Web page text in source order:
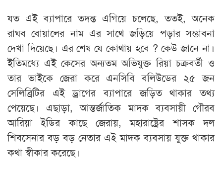
যত এই ব্যাপারে তদন্ত এগিয়ে চলেছে, ততই, অনেক
রাঘব বোয়ালের নাম এর সাথে জড়িয়ে পড়ার সম্ভাবনা
দেখা দিয়েছে। এর শেষ যে কোথায় হবে ? কেউ জানে না।
ইতিমধ্যে এই কেসের অন্যতম অভিযুক্ত রিয়া চক্রবর্তী ও
তার ভাইকে জেরা করে এনসিবি বলিউডের ২৫ জন
সেলিব্রিটির এই ড্রাগের ব্যাপারে জড়িত থাকার তথ্য
পেয়েছে। এছাড়া, আন্তর্জাতিক মাদক ব্যবসায়ী গৌরব
আরিয়া ইডির কাছে জেরায়, মহারাষ্ট্রের শাসক দল
শিবসেনার বড় বড় নেতার এই মাদক ব্যবসায় যুক্ত থাকার
কথা স্বীকার করেছে।